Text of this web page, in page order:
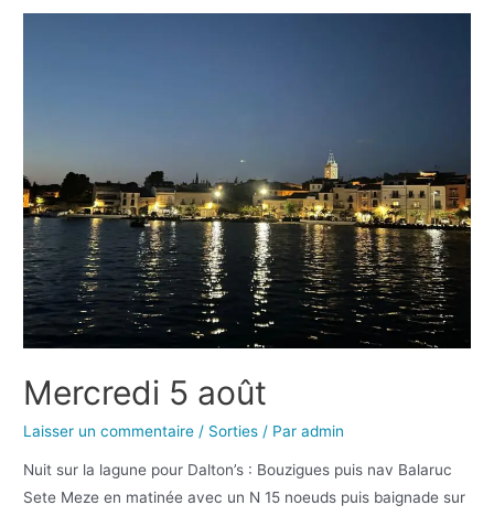
Mercredi 5 août
Laisser un commentaire / Sorties / Paradmin
Nuit sur la lagune pour Dalton’s : Bouzigues puis nav Balaruc
Sete Meze en matinée avec un N 15 noeuds puis baignade sur